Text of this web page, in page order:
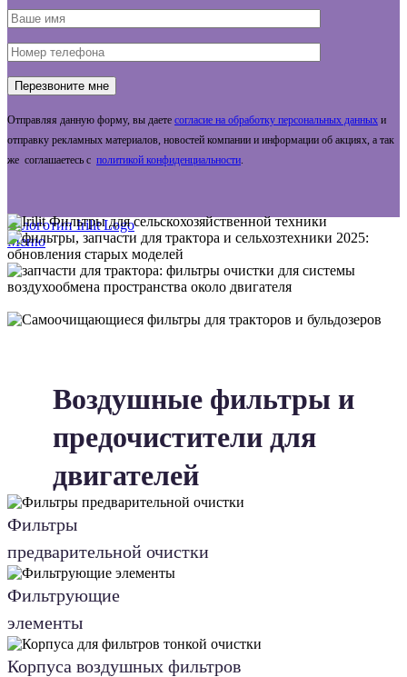
Отправляя данную форму, вы даете согласие на обработку персональных данных и
отправку рекламных материалов, новостей компании и информации об акциях, а так
же соглашаетесь с политикой конфиденциальности.
Меню
Воздушные фильтры и
предочистители для
двигателей
Фильтры
предварительной очистки
Фильтрующие
элементы
Корпуса воздушных фильтров